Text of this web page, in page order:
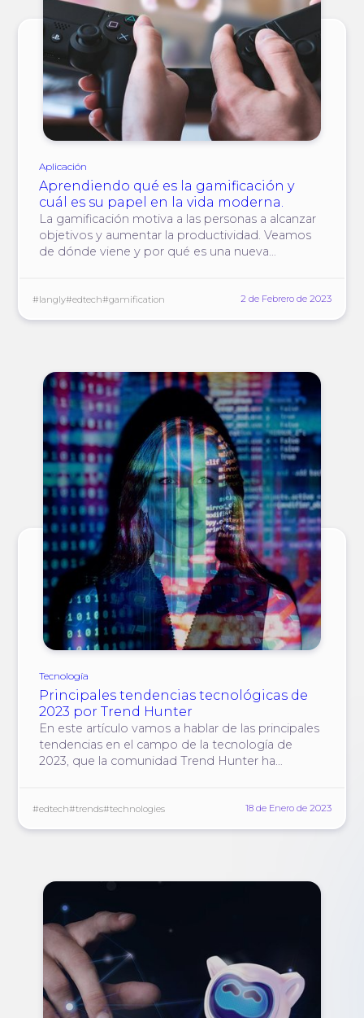
Aplicación
Aprendiendo qué es la gamificación y
cuál es su papel en la vida moderna.
La gamificación motiva a las personas a alcanzar
objetivos y aumentar la productividad. Veamos
de dónde viene y por qué es una nueva
#langly#edtech#gamification 2 de Febrero de 2023
Tecnología
Principales tendencias tecnológicas de
2023 por Trend Hunter
En este artículo vamos a hablar de las principales
tendencias en el campo de la tecnología de
2023, que la comunidad Trend Hunter ha
#edtech#trends#technologies 18 de Enero de 2023